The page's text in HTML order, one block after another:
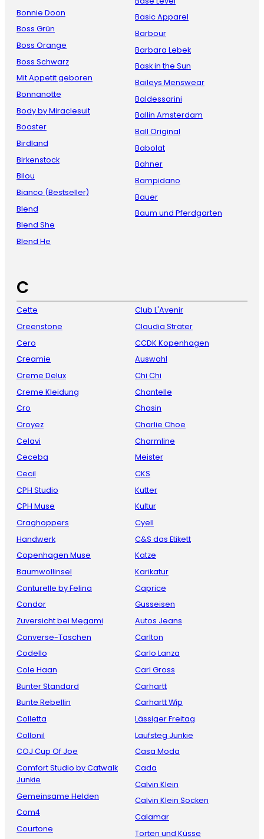
Bonnie Doon
Boss Grün
Boss Orange
Boss Schwarz
Mit Appetit geboren
Bonnanotte
Body by Miraclesuit
Booster
Birdland
Birkenstock
Bilou
Bianco (Bestseller)
Blend
Blend She
Blend He
Basic Apparel
Barbour
Barbara Lebek
Bask in the Sun
Baileys Menswear
Baldessarini
Ballin Amsterdam
Ball Original
Babolat
Bahner
Bampidano
Bauer
Baum und Pferdgarten
C
Cette
Creenstone
Cero
Creamie
Creme Delux
Creme Kleidung
Cro
Croyez
Celavi
Ceceba
Cecil
CPH Studio
CPH Muse
Craghoppers
Handwerk
Copenhagen Muse
Baumwollinsel
Conturelle by Felina
Condor
Zuversicht bei Megami
Converse-Taschen
Codello
Cole Haan
Bunter Standard
Bunte Rebellin
Colletta
Collonil
COJ Cup Of Joe
Comfort Studio by Catwalk
Junkie
Gemeinsame Helden
Com4
Courtone
Club L'Avenir
Claudia Sträter
CCDK Kopenhagen
Auswahl
Chi Chi
Chantelle
Chasin
Charlie Choe
Charmline
Meister
CKS
Kutter
Kultur
Cyell
C&S das Etikett
Katze
Karikatur
Caprice
Gusseisen
Autos Jeans
Carlton
Carlo Lanza
Carl Gross
Carhartt
Carhartt Wip
Lässiger Freitag
Laufsteg Junkie
Casa Moda
Cada
Calvin Klein
Calvin Klein Socken
Calamar
Torten und Küsse